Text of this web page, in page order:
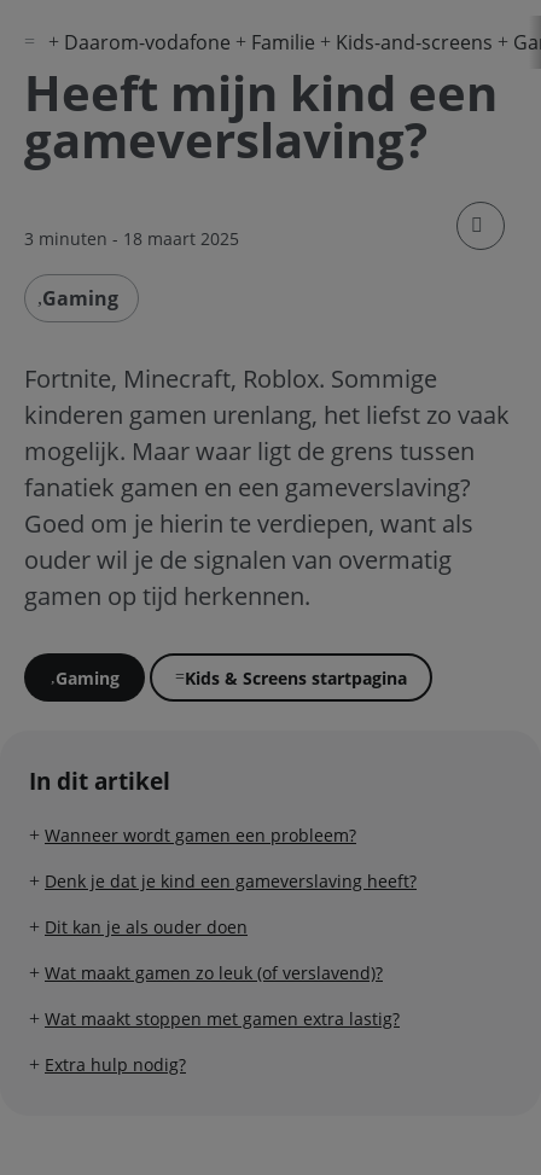
Daarom-vodafone Familie Kids-and-screens
Heeft mijn kind een
gameverslaving?
3 minuten - 18 maart 2025
klik om
Gaming
Fortnite, Minecraft, Roblox. Sommige
kinderen gamen urenlang, het liefst zo vaak
mogelijk. Maar waar ligt de grens tussen
fanatiek gamen en een gameverslaving?
Goed om je hierin te verdiepen, want als
ouder wil je de signalen van overmatig
gamen op tijd herkennen.
Gaming Kids & Screens startpagina
In dit artikel
Wanneer wordt gamen een probleem?
Denk je dat je kind een gameverslaving heeft?
Dit kan je als ouder doen
Wat maakt gamen zo leuk (of verslavend)?
Wat maakt stoppen met gamen extra lastig?
Extra hulp nodig?